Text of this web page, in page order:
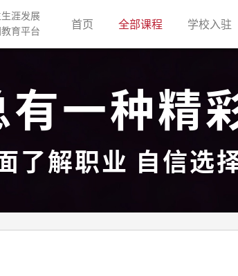
涯发展
育平台
首页(current)全部课程(current)学校入驻
有一种精
了解职业 自信选